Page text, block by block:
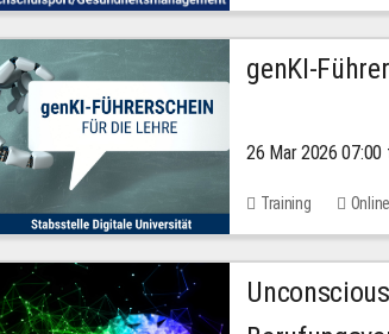
genKI-
26 Mar 2026
Training